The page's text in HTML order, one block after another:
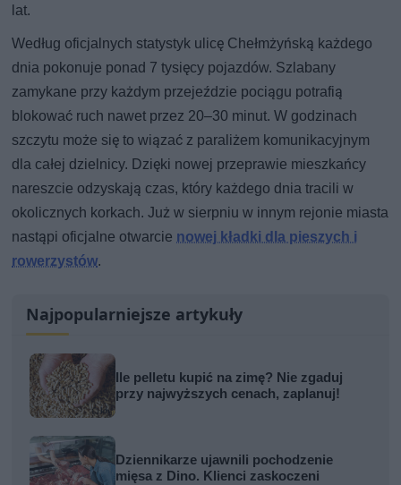
lat.
Według oficjalnych statystyk ulicę Chełmżyńską każdego
dnia pokonuje ponad 7 tysięcy pojazdów. Szlabany
zamykane przy każdym przejeździe pociągu potrafią
blokować ruch nawet przez 20–30 minut. W godzinach
szczytu może się to wiązać z paraliżem komunikacyjnym
dla całej dzielnicy. Dzięki nowej przeprawie mieszkańcy
nareszcie odzyskają czas, który każdego dnia tracili w
okolicznych korkach. Już w sierpniu w innym rejonie miasta
nastąpi oficjalne otwarcie nowej kładki dla pieszych i
rowerzystów.
Najpopularniejsze artykuły
Ile pelletu kupić na zimę? Nie zgaduj
przy najwyższych cenach, zaplanuj!
Dziennikarze ujawnili pochodzenie
mięsa z Dino. Klienci zaskoczeni